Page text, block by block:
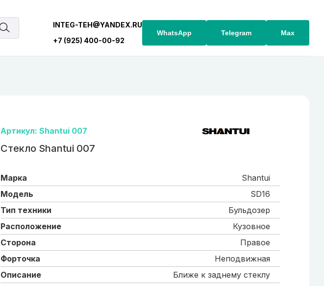
INTEG-TEH@YANDEX.RU
+7 (925) 400-00-92
WhatsApp Telegram Max
Артикул: Shantui 007
Стекло Shantui 007
Марка
Shantui
Модель
SD16
Тип техники
Бульдозер
Расположение
Кузовное
Сторона
Правое
Форточка
Неподвижная
Описание
Ближе к заднему стеклу